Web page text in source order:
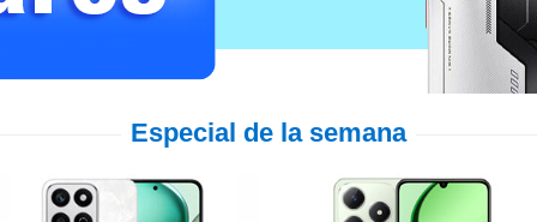
Especial de la semana